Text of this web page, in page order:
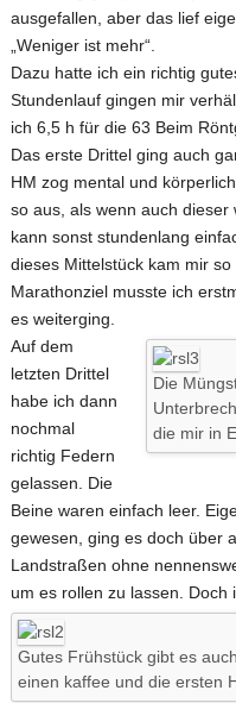
ausgefallen, aber das lief
„Weniger ist mehr“.
Dazu hatte ich ein richtig
Stundenlauf gingen mir
ich 6,5 h für die 63 Beim
Das erste Drittel ging auch
HM zog mental und
so aus, als wenn auch
kann sonst stundenlang
dieses Mittelstück kam mir
Marathonziel musste ich
es weiterging.
Die
die mir in
Auf dem
letzten Drittel
habe ich dann
nochmal
richtig Federn
gelassen. Die
Beine waren einfach leer.
gewesen, ging es doch über
Landstraßen ohne
um es rollen zu lassen. Doch
Gutes Frühstück gibt es
einen kaffee und die ersten